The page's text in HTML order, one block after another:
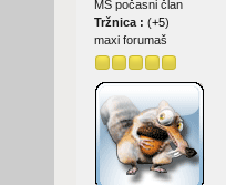
MS počasni član
Tržnica : (+5)
maxi forumaš